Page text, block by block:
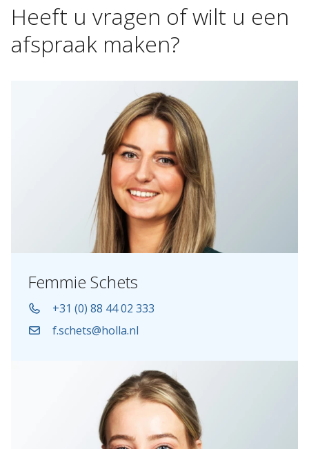
Heeft u vragen ofwilt u een
afspraak maken?
Femmie Schets
+31 (0) 88 44 02 333
f.schets@holla.nl